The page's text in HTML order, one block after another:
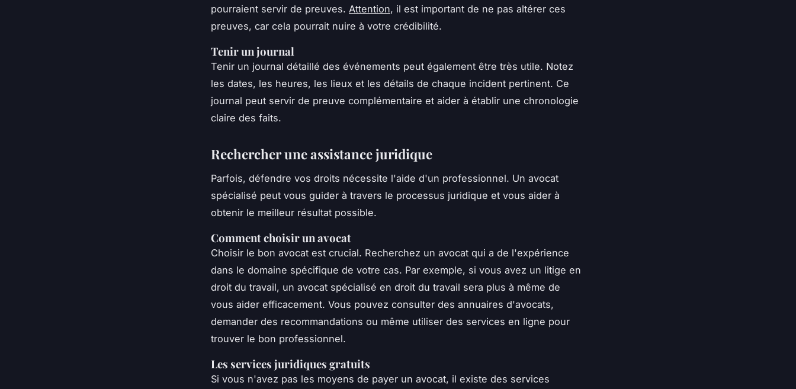
pourraient servir de preuves. Attention, il est important de ne pas altérer ces
preuves, car cela pourrait nuire à votre crédibilité.
Tenir un journal
Tenir un journal détaillé des événements peut également être très utile. Notez
les dates, les heures, les lieux et les détails de chaque incident pertinent. Ce
journal peut servir de preuve complémentaire et aider à établir une chronologie
claire des faits.
Rechercher une assistance juridique
Parfois, défendre vos droits nécessite l'aide d'un professionnel. Un avocat
spécialisé peut vous guider à travers le processus juridique et vous aider à
obtenir le meilleur résultat possible.
Comment choisir un avocat
Choisir le bon avocat est crucial. Recherchez un avocat qui a de l'expérience
dans le domaine spécifique de votre cas. Par exemple, si vous avez un litige en
droit du travail, un avocat spécialisé en droit du travail sera plus à même de
vous aider efficacement. Vous pouvez consulter des annuaires d'avocats,
demander des recommandations ou même utiliser des services en ligne pour
trouver le bon professionnel.
Les services juridiques gratuits
Si vous n'avez pas les moyens de payer un avocat, il existe des services